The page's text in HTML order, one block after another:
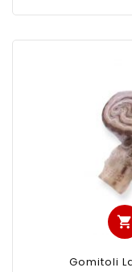
shopping_cart
Gomitoli